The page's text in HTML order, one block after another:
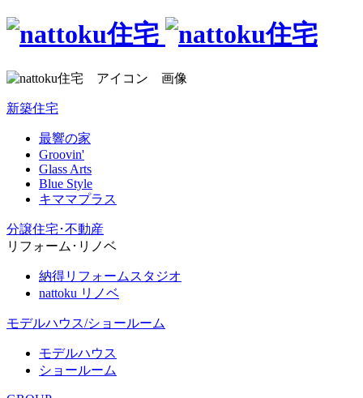
新築住宅
最響の家
Groovin'
Glass Arts
Blue Style
キママプラス
分譲住宅･不動産
リフォーム･リノベ
納得リフォームスタジオ
nattoku リノベ
モデルハウス/ショールーム
モデルハウス
ショールーム